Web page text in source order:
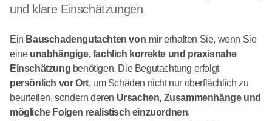
und klare Einschätzungen
Ein Bauschadengutachten von mirerhalten Sie, wenn Sie
eine unabhängige, fachlich korrekte und praxisnahe
Einschätzung benötigen. Die Begutachtung erfolgt
persönlich vor Ort, um Schäden nicht nur oberflächlich zu
beurteilen, sondern deren Ursachen, Zusammenhänge und
mögliche Folgen realistisch einzuordnen.